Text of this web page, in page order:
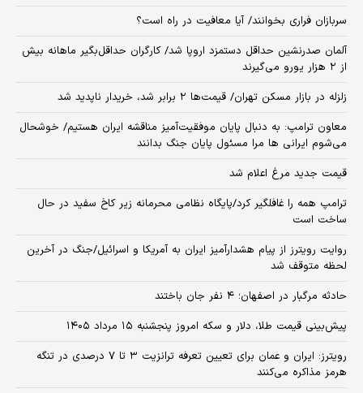
سربازان فراری بخوانند/ آیا معافیت در راه است؟
آلمان صدرنشین حداقل دستمزد اروپا شد/ کارگران حداقل‌بگیر ماهانه بیش
از ۲ هزار یورو می‌گیرند
زلزله در بازار مسکن تهران/ قیمت‌ها ۲ برابر شد، خریدار ناپدید شد
معاون ترامپ: به دنبال پایان موفقیت‌آمیز مناقشه ایران هستیم/ خوشحال
می‌شوم ایرانی ها مرا مسئول پایان جنگ بدانند
قیمت جدید مرغ اعلام شد
ترامپ همه را غافلگیر کرد/پایگاه نظامی محرمانه زیر کاخ سفید در حال
ساخت است
روایت رویترز از پیام هشدارآمیز ایران به آمریکا و اسرائیل/جنگ در آخرین
لحظه متوقف شد
حادثه مرگبار در اصفهان؛ ۴ نفر جان باختند
پیش‌بینی قیمت طلا، دلار و سکه امروز پنجشنبه ۱۵ مرداد ۱۴۰۵
رویترز: ایران و عمان برای تعیین تعرفه ترانزیت ۳ تا ۷ درصدی در تنگه
هرمز مذاکره می‌کنند